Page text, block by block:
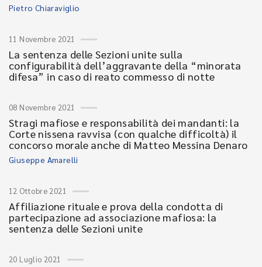
Pietro Chiaraviglio
11 Novembre 2021
La sentenza delle Sezioni unite sulla
configurabilità dell’aggravante della “minorata
difesa” in caso di reato commesso di notte
08 Novembre 2021
Stragi mafiose e responsabilità dei mandanti: la
Corte nissena ravvisa (con qualche difficoltà) il
concorso morale anche di Matteo Messina Denaro
Giuseppe Amarelli
12 Ottobre 2021
Affiliazione rituale e prova della condotta di
partecipazione ad associazione mafiosa: la
sentenza delle Sezioni unite
20 Luglio 2021